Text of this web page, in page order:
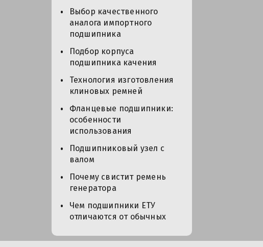
Выбор качественного
аналога импортного
подшипника
Подбор корпуса
подшипника качения
Технология изготовления
клиновых ремней
Фланцевые подшипники:
особенности
использования
Подшипниковый узел с
валом
Почему свистит ремень
генератора
Чем подшипники ЕТУ
отличаются от обычных